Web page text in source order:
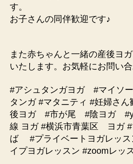
す。
お子さんの同伴歓迎です♪
また赤ちゃんと一緒の産後ヨ
いたします。お気軽にお問い合
#アシュタンガヨガ #マイソ
タンガ #マタニティ #妊婦さ
後ヨガ #市が尾 #陰ヨガ
線 ヨガ #横浜市青葉区 ヨガ #
ば #プライベートヨガレッス
イプヨガレッスン #zoomレッ